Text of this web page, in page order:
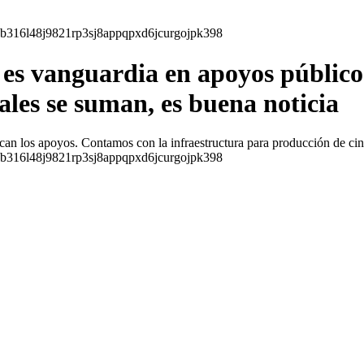
vanguardia en apoyos
se suman, es buena noticia
los apoyos. Contamos con la infraestructura para producción de